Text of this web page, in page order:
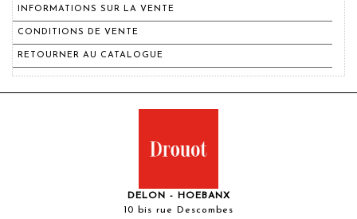
INFORMATIONS SUR LA VENTE
CONDITIONS DE VENTE
RETOURNER AU CATALOGUE
DELON - HOEBANX
10 bis rue Descombes